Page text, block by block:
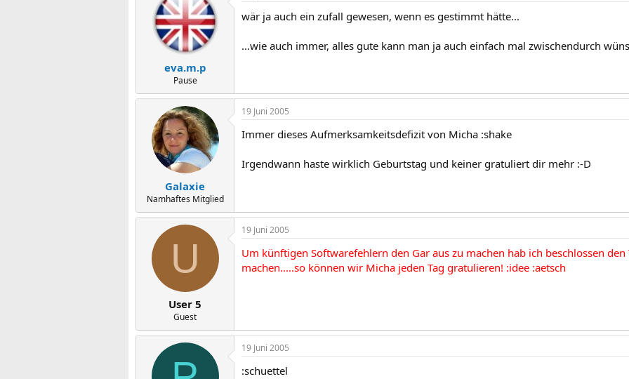
eva.m.p
Pause
wär ja auch ein zufall gewesen, wenn es gestimmt hätte...
...wie auch immer, alles gute kann man ja auch einfach mal zwischendurch
Galaxie
Namhaftes Mitglied
19 Juni 2005
Immer dieses Aufmerksamkeitsdefizit von Micha :shake
Irgendwann haste wirklich Geburtstag und keiner gratuliert dir mehr :-D
U
User 5
Guest
19 Juni 2005
Um künftigen Softwarefehlern den Gar aus zu machen hab ich beschlossen
machen.....so können wir Micha jeden Tag gratulieren! :idee :aetsch
19 Juni 2005
:schuettel